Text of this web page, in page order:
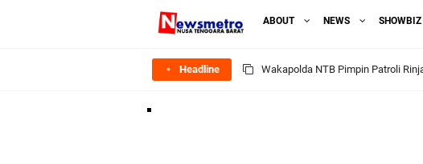
ABOUT NEWS SHOWBIZ
Headline Kapolsek Gunungsari Resmi
Ditlantas Polda NTB Edukasi
Polda NTB Apresiasi BKTM